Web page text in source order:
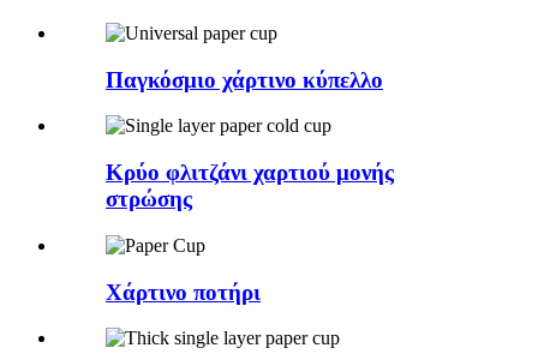
Παγκόσμιο χάρτινο κύπελλο
Κρύο φλιτζάνι χαρτιού μονής
στρώσης
Χάρτινο ποτήρι